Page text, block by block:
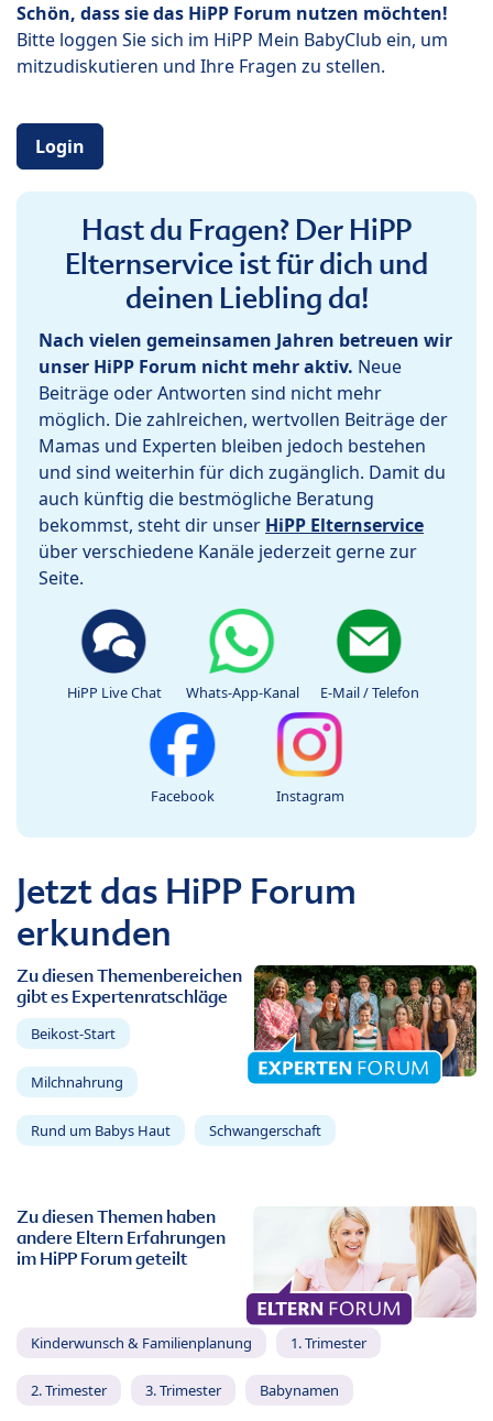
Schön, dass sie das HiPP Forum nutzen möchten!
Bitte loggen Sie sich im HiPP Mein BabyClub ein, um
mitzudiskutieren und Ihre Fragen zu stellen.
Login
Hast du Fragen? Der HiPP
Elternservice ist für dich und
deinen Liebling da!
Nach vielen gemeinsamen Jahren betreuen wir
unser HiPP Forum nicht mehr aktiv. Neue
Beiträge oder Antworten sind nicht mehr
möglich. Die zahlreichen, wertvollen Beiträge der
Mamas und Experten bleiben jedoch bestehen
und sind weiterhin für dich zugänglich. Damit du
auch künftig die bestmögliche Beratung
bekommst, steht dir unser HiPP Elternservice
über verschiedene Kanäle jederzeit gerne zur
Seite.
HiPP Live Chat Whats-App-Kanal E-Mail / Telefon
Facebook Instagram
Jetzt das HiPP Forum
erkunden
Zu diesen Themenbereichen
gibt es Expertenratschläge
Beikost-Start
Milchnahrung
Rund um Babys Haut Schwangerschaft
Zu diesen Themen haben
andere Eltern Erfahrungen
im HiPP Forum geteilt
Kinderwunsch & Familienplanung 1. Trimester
2. Trimester 3. Trimester Babynamen